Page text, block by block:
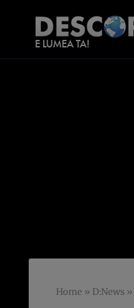
Home » D:News »